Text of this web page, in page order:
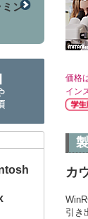
価格
イン
カ
引き
ン